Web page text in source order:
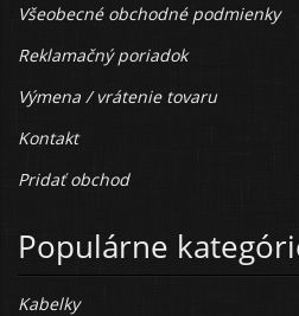
Všeobecné obchodné podmienky
Reklamačný poriadok
Výmena / vrátenie tovaru
Kontakt
Pridať obchod
Populárne
Kabelky